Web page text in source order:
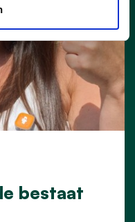
bestaat